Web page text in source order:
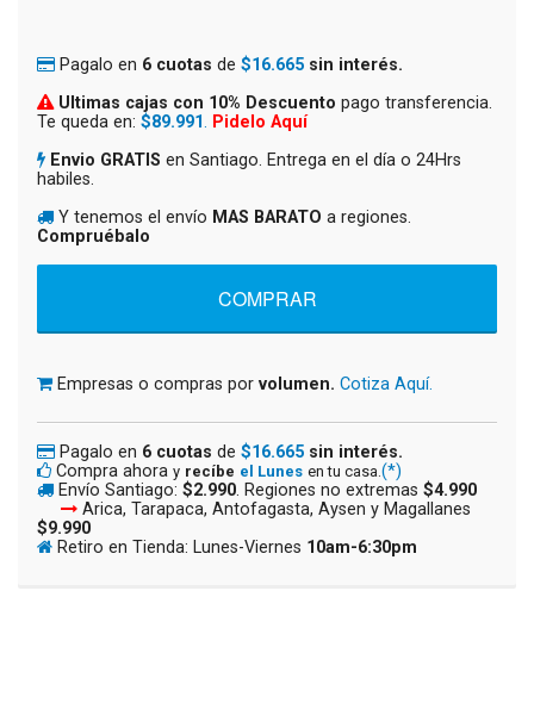
Pagalo en 6 cuotas de $16.665 sin interés.
Ultimas cajas con 10% Descuento pago transferencia.
Te queda en: $89.991. Pidelo Aquí
Envio GRATIS en Santiago. Entrega en el día o 24Hrs
habiles.
Y tenemos el envío MAS BARATO a regiones.
Compruébalo
Empresas o compras por volumen. Cotiza Aquí.
Pagalo en 6 cuotas de $16.665 sin interés.
Compra ahora y recíbe el Lunes en tu casa. (*)
Envío Santiago: $2.990. Regiones no extremas $4.990
Arica, Tarapaca, Antofagasta, Aysen y Magallanes
$9.990
Retiro en Tienda: Lunes-Viernes 10am-6:30pm